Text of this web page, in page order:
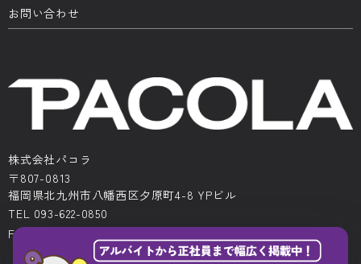
株式会社パコラ
〒807-0813
福岡県北九州市八幡西区夕原町4-8 YPビル
TEL 093-622-0850
FAX 093-622-0522
お問い合わせ